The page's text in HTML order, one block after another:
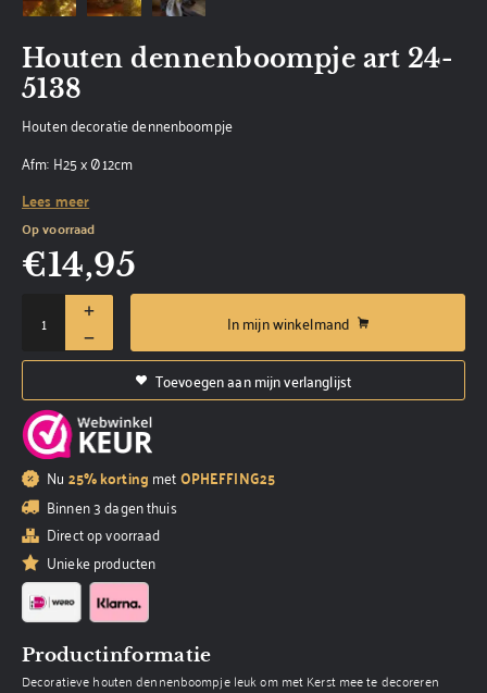
Houten dennenboompje art 24-
5138
Houten decoratie dennenboompje
Afm: H25 x Ø12cm
Lees meer
Op voorraad
€14,95
In mijn winkelmand
Toevoegen aan mijn verlanglijst
Nu 25% korting metOPHEFFING25
Binnen 3 dagen thuis
Direct op voorraad
Unieke producten
Productinformatie
Decoratieve houten dennenboompje leuk om met Kerst mee te decoreren